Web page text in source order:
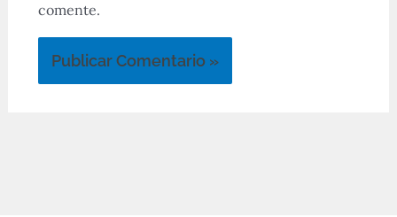
comente.